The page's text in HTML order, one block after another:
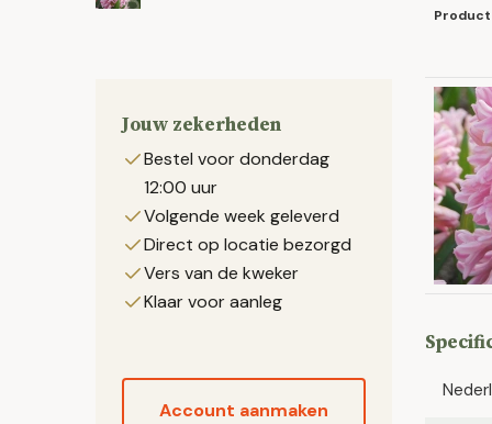
Jouw zekerheden
Bestel voor donderdag
12:00 uur
Volgende week geleverd
Direct op locatie bezorgd
Vers van de kweker
Klaar voor aanleg
Account aanmaken
Product